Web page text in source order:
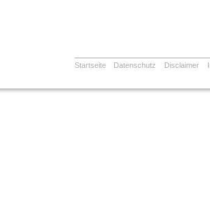
Startseite Datenschutz Disclaimer